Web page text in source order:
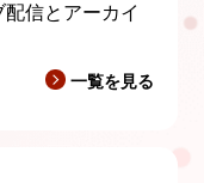
信とアーカイ
一覧を見る